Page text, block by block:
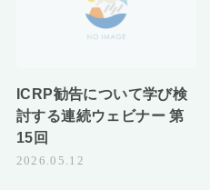
ICRP勧告について学び検
討する連続ウェビナー 第
15回
2026.05.12